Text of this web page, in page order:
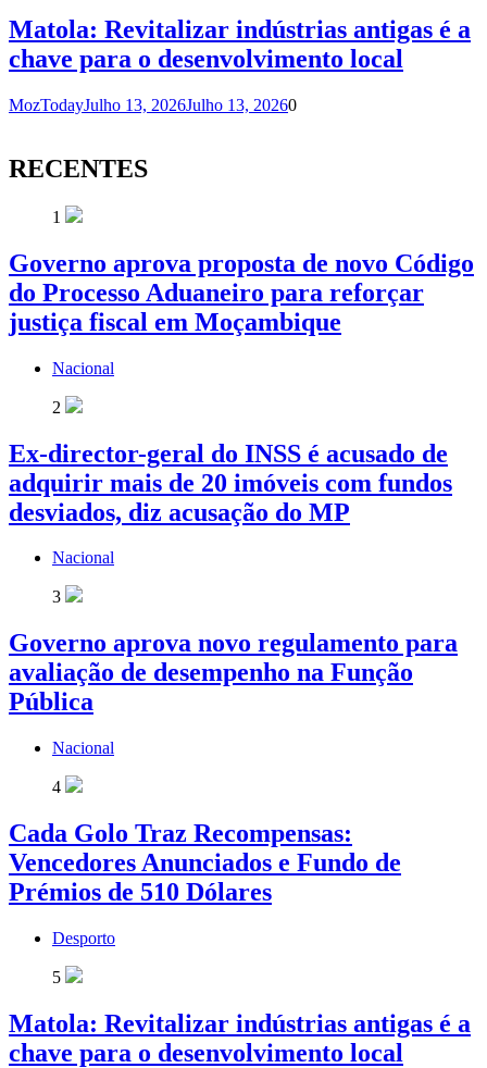
Matola: Revitalizar indústrias antigas é a
chave para o desenvolvimento local
MozTodayJulho 13, 2026Julho 13, 20260
RECENTES
1
Governo aprova proposta de novo Código
do Processo Aduaneiro para reforçar
justiça fiscal em Moçambique
Nacional
2
Ex-director-geral do INSS é acusado de
adquirir mais de 20 imóveis com fundos
desviados, diz acusação do MP
Nacional
3
Governo aprova novo regulamento para
avaliação de desempenho na Função
Pública
Nacional
4
Cada Golo Traz Recompensas:
Vencedores Anunciados e Fundo de
Prémios de 510 Dólares
Desporto
5
Matola: Revitalizar indústrias antigas é a
chave para o desenvolvimento local